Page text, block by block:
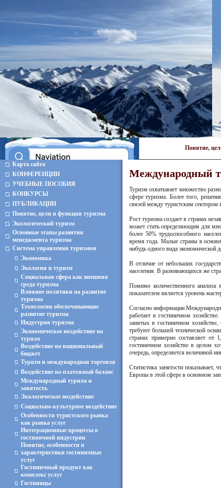
Понятие,
Карта сайта
КОНФЕРЕНЦИИ
УЧЕБНЫЕ ПОСОБИЯ
КОНКУРСЫ
ПУБЛИКАЦИИ
Понятие, цели и функции туризма
Экологический туризм
Основные этапы развития
менеджмента туризма
Система управления туризмом
Экономика
Экология и туризм
Социальная сфера как внешняя
среда туризма
Влияние политики на развитие
туризма
Технологии обеспечивающие
развитие туризма
Индустрия туризма
Экономическое воздействие на
туризм
Воздействие на национальный
бюджет
Туризм и международная торговля
Воздействие на платежный баланс
Международный туризм и
занятость
Экологическое воздействие
Социально-культурное воздействие
Особенности туристского рынка
как рынка услуг
Интеграционные процессы в
гостиничной индустрии
Понятие, особенности и
характеристики гостиничных
услуг
Гостиничный продукт как
комплекс услуг
Гостиницы
Международный
Туризм охватывает множество
сфере туризма. Более того,
связей между туристским
Рост туризма создает в странах
может стать определяющим для
более 50% трудоспособного
время года. Малые страны в
нибудь одного вида экономической
В отличие от небольших
населения. В развивающихся же
Помимо количественного анализа
показателем является уровень
Согласно информации
работает в гостиничном
занятых в гостиничном
требуют большей технической
странах примерно составляет
гостиничном хозяйстве в целом
очередь, определяется величиной
Статистика занятости
Европы в этой сфере в основном